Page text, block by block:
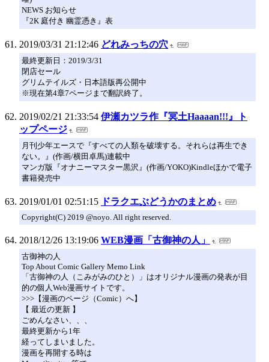
NEWS お知らせ
『2K 庭付き 幽霊憑き』表
2019/03/31 21:12:46 どれみっちの穴
最終更新日：2019/3/31
閉店セール
グリムテイルズ・日本語版再公開中
※現在第4章7ページまで翻訳終了。
2019/02/21 21:33:54 伊瀬カツラ作『冥土Haaaan!!!』ト
ップページ
月刊少年エースで『すべての人類を破壊する。それらは再生でき
ない。』(作画/横田卓馬)連載中
マンガ版『オナニーマスター黒沢』(作画/YOKO)Kindleほかで電子
書籍発売中
2019/01/01 02:51:15 ドラクエぶどうかのまとめ
Copyright(C) 2019 @noyo. All right reserved.
2018/12/26 13:19:06 WEB漫画「古御神の人」
古御神の人
Top About Comic Gallery Memo Link
「古御神の人（こみがみのひと）」はオリジナル漫画の発表が目
的の個人Web漫画サイトです。
>>>【漫画のページ（Comic）へ】
【 最近の更新 】
ごめんなさい、、、
最終更新から1年
経ってしまいました。
漫画を再開する時は